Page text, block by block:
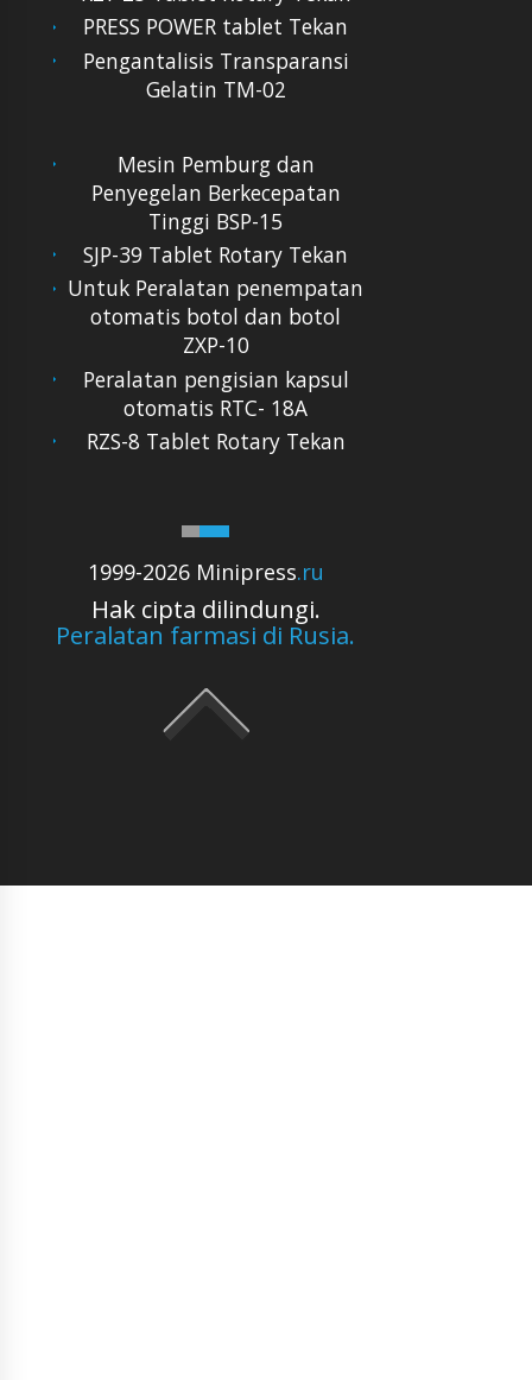
PRESS POWER tablet Tekan
Pengantalisis Transparansi
Gelatin TM-02
1999-2026 Minipress.ru
Hak cipta dilindungi.
Peralatan farmasi di Rusia.
Mesin Pemburg dan
Penyegelan Berkecepatan
Tinggi BSP-15
SJP-39 Tablet Rotary Tekan
Untuk Peralatan penempatan
otomatis botol dan botol
ZXP-10
Peralatan pengisian kapsul
otomatis RTC- 18A
RZS-8 Tablet Rotary Tekan